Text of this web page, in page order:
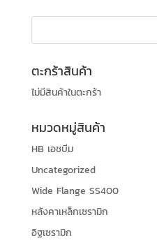
ตะกร้าสินค้า
ไม่มีสินค้าในตะกร้า
หมวดหมู่สินค้า
HB เอชบีม
Uncategorized
Wide Flange SS400
หลังคาเหล็กเซรามิก
อิฐเซรามิก